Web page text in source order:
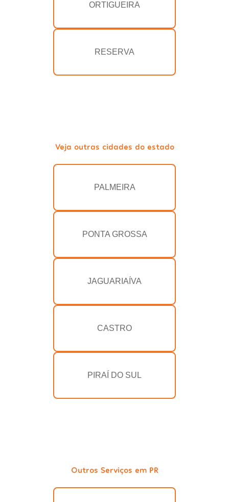
ORTIGUEIRA
RESERVA
Veja outras cidades do estado
PALMEIRA
PONTA GROSSA
JAGUARIAÍVA
CASTRO
PIRAÍ DO SUL
Outros Serviços em PR